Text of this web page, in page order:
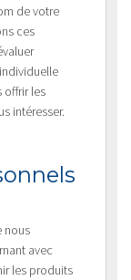
de votre
ces
offrir les
intéresser.
nous
avec
les produits